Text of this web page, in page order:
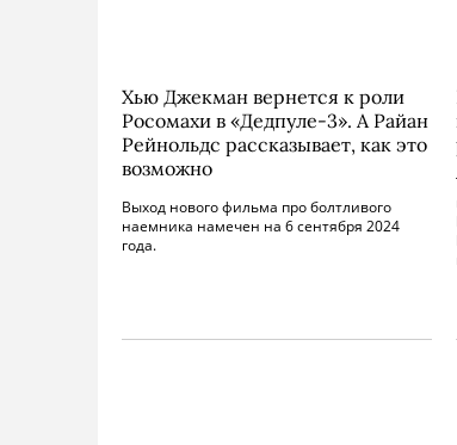
Хью Джекман вернется к роли
Росомахи в «Дедпуле-3». А Райан
Рейнольдс рассказывает, как это
возможно
Выход нового фильма про болтливого
наемника намечен на 6 сентября 2024
года.